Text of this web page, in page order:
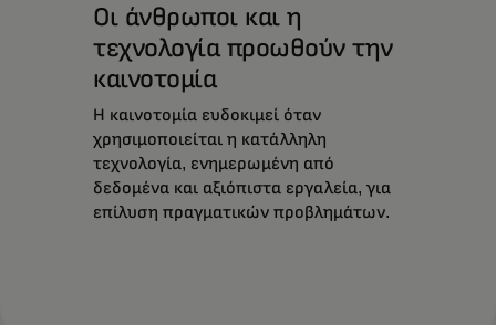
Οι άνθρωποι και η
τεχνολογία προωθούν την
καινοτομία
Η καινοτομία ευδοκιμεί όταν
χρησιμοποιείται η κατάλληλη
τεχνολογία, ενημερωμένη από
δεδομένα και αξιόπιστα εργαλεία, για
επίλυση πραγματικών προβλημάτων.